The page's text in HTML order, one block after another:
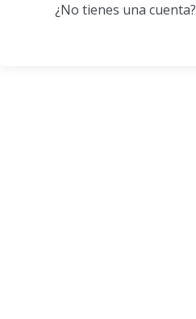
¿No tienes una cuenta?